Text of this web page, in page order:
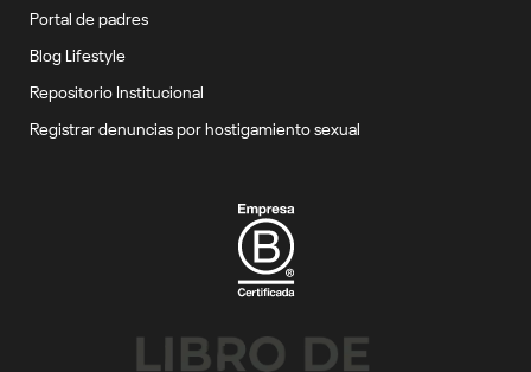
Portal de padres
Blog Lifestyle
Repositorio Institucional
Registrar denuncias por hostigamiento sexual